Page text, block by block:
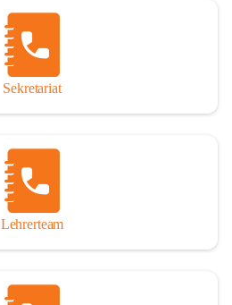
Sekretariat
Lehrerteam